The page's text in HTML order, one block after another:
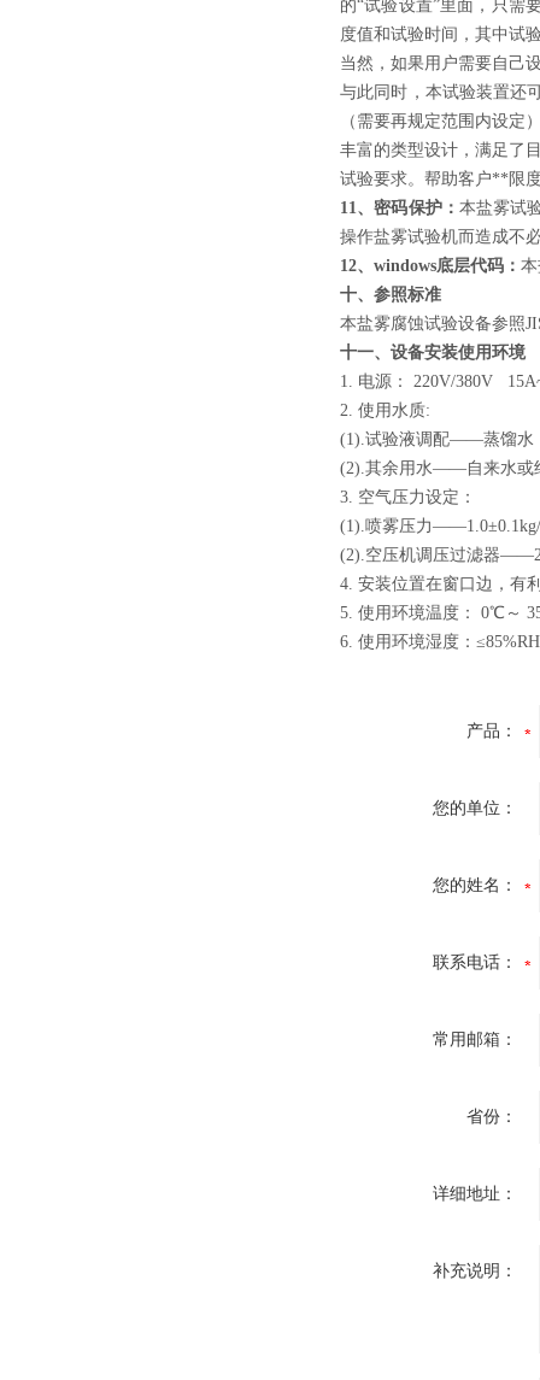
的“试验设置”里面，只需
度值和试验时间，其中试
当然，如果用户需要自己
与此同时，本试验装置还
（需要再规定范围内设定
丰富的类型设计，满足了
试验要求。帮助客户**限
11、密码保护： 本盐雾试
操作盐雾试验机而造成不
12、windows底层代码：
十、参照标准
本盐雾腐蚀试验设备参照
十一、设备安装使用环境
1. 电源： 220V/380V
2. 使用水质:
(1).试验液调配——蒸馏水
(2).其余用水——自来水或
3. 空气压力设定：
(1).喷雾压力
(2).空压机调压过滤器
4. 安装位置在窗口边，有
5. 使用环境温度： 0℃～
6. 使用环境湿度：
产品：
您的单位：
您的姓名：
联系电话：
常用邮箱：
省份：
详细地址：
补充说明：